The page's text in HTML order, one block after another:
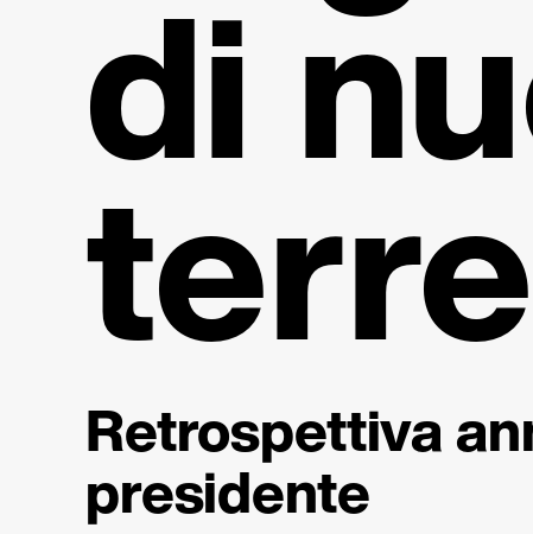
di
Retrospettiva
presidente